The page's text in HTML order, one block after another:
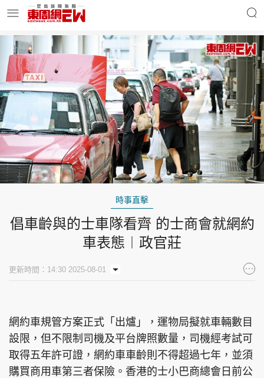
明星名人 時事財經
東周Ladies 優享生活
東周食玩通 會員活動
玄學靈異 東周專欄
東周刊 cazbuyer 東Touch
時事直擊
倡車齡與的士車隊看齊 的士商會就網約
車表態︱政官莊
更新時間：14:30 2025-08-01
網約車規管方案正式「出爐」，運物局擬就車輛數目
設限，但不限制司機及平台牌照數量，司機經考試可
取得五年許可證，網約車車齡則不得超過七年，並須
購買商用車第三者保險。香港的士小巴商總會日前公